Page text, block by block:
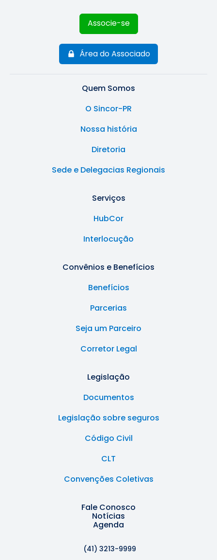
Associe-se
Área do Associado
Quem Somos
O Sincor-PR
Nossa história
Diretoria
Sede e Delegacias Regionais
Serviços
HubCor
Interlocução
Convênios e Benefícios
Benefícios
Parcerias
Seja um Parceiro
Corretor Legal
Legislação
Documentos
Legislação sobre seguros
Código Civil
CLT
Convenções Coletivas
Fale Conosco
Notícias
Agenda
(41) 3213-9999